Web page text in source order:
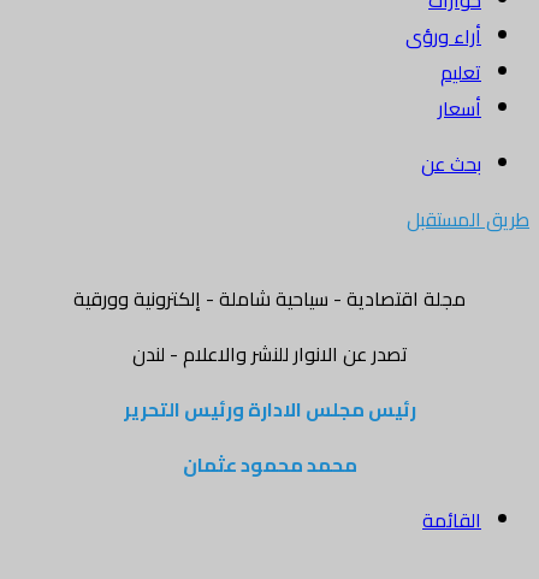
أراء ورؤى
تعليم
أسعار
بحث عن
طريق المستقبل
مجلة اقتصادية - سياحية شاملة - إلكترونية وورقية
تصدر عن الانوار للنشر والاعلام - لندن
رئيس مجلس الادارة ورئيس التحرير
محمد محمود عثمان
القائمة